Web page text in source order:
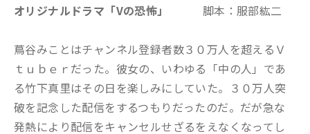
オリジナルドラマ「Vの恐怖」 脚本：服部紘二
蔦谷みことはチャンネル登録者数３０万人を超えるＶ
ｔｕｂｅｒだった。彼女の、いわゆる「中の人」であ
る竹下真里はその日を楽しみにしていた。３０万人突
破を記念した配信をするつもりだったのだ。だが急な
発熱により配信をキャンセルせざるをえなくなってし